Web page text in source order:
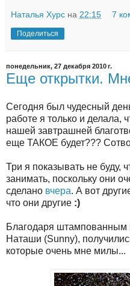
Наталья Хурс на 22:15 7
Поделиться
понедельник, 27 декабря 2010 г.
Еще открытки.
Сегодня был чудесный
работе я только и делала,
нашей завтрашней
еще ТАКОЕ будет???
Три я показывать не буду,
занимать, поскольку они
сделано вчера. А вот
что они другие :)
Благодаря штампованным
Наташи (Sunny),
которые очень мне милы...